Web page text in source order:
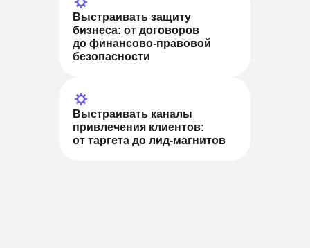
Выстраивать защиту
бизнеса: от договоров
до финансово-правовой
безопасности
Выстраивать каналы
привлечения клиентов:
от таргета до лид-магнитов